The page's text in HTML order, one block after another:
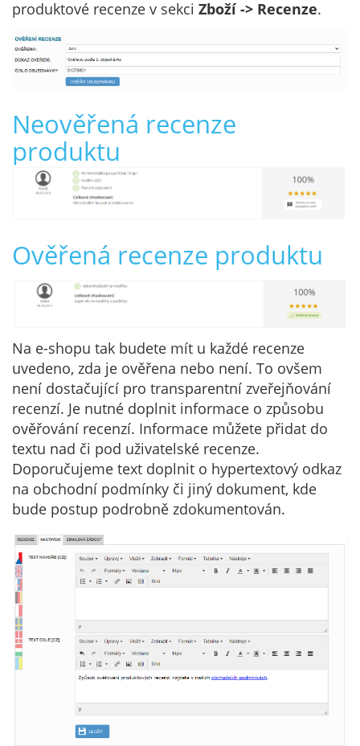
produktové recenze v sekci Zboží -> Recenze.
Neověřená recenze
produktu
Ověřená recenze produktu
Na e-shopu tak budete mít u každé recenze
uvedeno, zda je ověřena nebo není. To ovšem
není dostačující pro transparentní zveřejňování
recenzí. Je nutné doplnit informace o způsobu
ověřování recenzí. Informace můžete přidat do
textu nad či pod uživatelské recenze.
Doporučujeme text doplnit o hypertextový odkaz
na obchodní podmínky či jiný dokument, kde
bude postup podrobně zdokumentován.